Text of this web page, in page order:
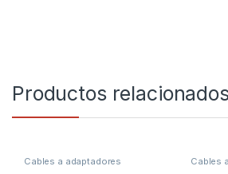
Productos
Cables a adaptadores Cables